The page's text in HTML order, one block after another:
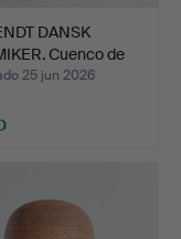
DANSK
Cuenco de
25 jun 2026